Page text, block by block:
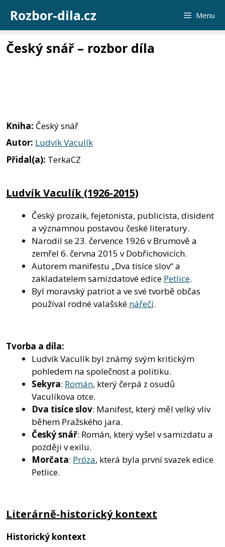
obsah
Rozbor-dila.cz Menu
Český snář – rozbor díla
Kniha: Český snář
Autor: Ludvík Vaculík
Přidal(a): TerkaCZ
Ludvík Vaculík (1926-2015)
Český prozaik, fejetonista, publicista, disident
a významnou postavou české literatury.
Narodil se 23. července 1926 v Brumově a
zemřel 6. června 2015 v Dobřichovicích.
Autorem manifestu „Dva tisíce slov“ a
zakladatelem samizdatové edice Petlice.
Byl moravský patriot a ve své tvorbě občas
používal rodné valašské nářečí.
Tvorba a díla:
Ludvík Vaculík byl známý svým kritickým
pohledem na společnost a politiku.
Sekyra: Román, který čerpá z osudů
Vaculíkova otce.
Dva tisíce slov: Manifest, který měl velký vliv
během Pražského jara.
Český snář: Román, který vyšel v samizdatu a
později v exilu.
Morčata: Próza, která byla první svazek edice
Petlice.
Literárně-historický kontext
Historický kontext